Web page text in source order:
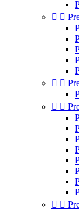
 
 
 
 